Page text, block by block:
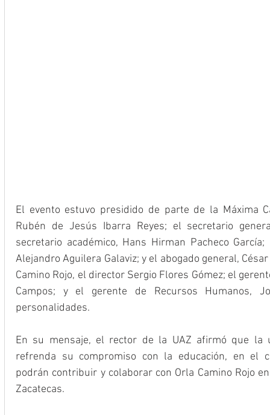
El evento estuvo presidido de parte de la Máxima
Rubén de Jesús Ibarra Reyes; el secretario
secretario académico, Hans Hirman Pacheco
Alejandro Aguilera Galaviz; y el abogado general,
Camino Rojo, el director Sergio Flores Gómez; el
Campos; y el gerente de Recursos Humanos,
personalidades.
En su mensaje, el rector de la UAZ afirmó que la
refrenda su compromiso con la educación, en el
podrán contribuir y colaborar con Orla Camino Rojo
Zacatecas.